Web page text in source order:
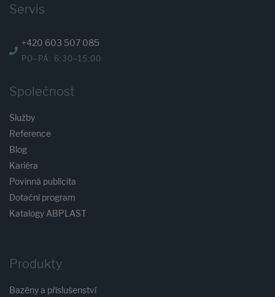
Servis
+420 603 507 085
PO–PÁ: 6:30–15:00
Společnost
Služby
Reference
Blog
Kariéra
Povinná publicita
Dotační program
Katalogy ABPLAST
Produkty
Bazény a příslušenství